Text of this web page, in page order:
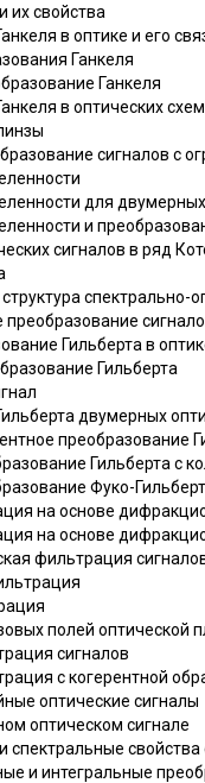
их свойства
в оптике и его
Ганкеля
Ганкеля
в оптических
сигналов с
для
и
сигналов в ряд
спектрально-
преобразование
Гильберта в
Гильберта
двумерных
преобразование
Гильберта с
Фуко-
на основе
на основе
фильтрация
полей оптической
сигналов
с когерентной
оптические сигналы
оптическом сигнале
спектральные
и интегральные